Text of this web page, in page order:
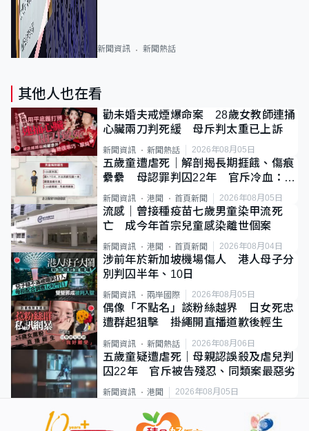
新聞資訊 新聞熱話
其他人也在看
勸未婚夫戒煙爆命案 28歲女教師連捅
心臟兩刀判死緩 母斥判太重已上訴
新聞資訊 新聞熱話 2026年08月05日
五歲童遭虐死｜解剖揭長期捱餓、傷痕
纍纍 母認罪判囚22年 官斥冷血：同
類案最惡劣
新聞資訊 港聞 首頁新聞 2026年08月05日
流感｜曾接種疫苗七歲男童染甲流死
亡 成今年首宗兒童感染離世個案
新聞資訊 港聞 首頁新聞 2026年08月04日
涉前年於新加坡機場傷人 港人母子分
別判囚半年、10日
新聞資訊 兩岸國際 2026年08月05日
偶像「不點名」談粉絲越界 日女死忠
遭群起狙擊 掛繩開直播道歉後輕生
新聞資訊 新聞熱話 2026年08月06日
五歲童疑遭虐死｜母親認誤殺及虐兒判
囚22年 官斥被告殘忍、同類案最惡劣
新聞資訊 港聞 2026年08月05日